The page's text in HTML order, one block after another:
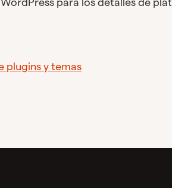
plugins y temas